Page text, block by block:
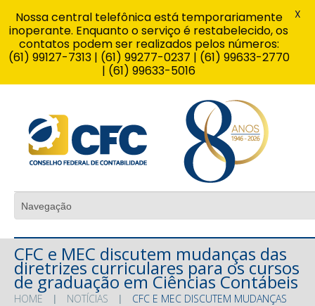
CFC e MEC discutem mudanças das
diretrizes curriculares para os cursos
de graduação em Ciências Contábeis
HOME NOTÍCIAS
CFC E MEC DISCUTEM MUDANÇAS
Nossa central telefônica está temporariamente
inoperante. Enquanto o serviço é restabelecido, os
contatos podem ser realizados pelos números:
(61) 99127-7313 | (61) 99277-0237 | (61) 99633-2770
| (61) 99633-5016
X